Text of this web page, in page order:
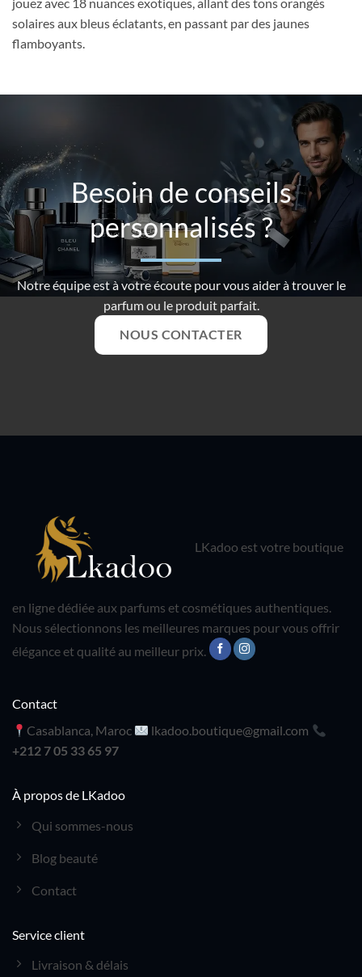
solaires aux bleus éclatants, en passant par des jaunes
flamboyants.
Besoin de conseils
personnalisés ?
Notre équipe est à votre écoute pour vous aider à trouver le
parfum ou le produit parfait.
NOUS CONTACTER
LKadoo est votre boutique
en ligne dédiée aux parfums et cosmétiques authentiques.
Nous sélectionnons les meilleures marques pour vous offrir
élégance et qualité au meilleur prix.
À propos de LKadoo
Qui sommes-nous
Blog beauté
Contact
Service client
Livraison & délais
Contact
Casablanca, Maroc
lkadoo.boutique@gmail.com
+212 7 05 33 65 97